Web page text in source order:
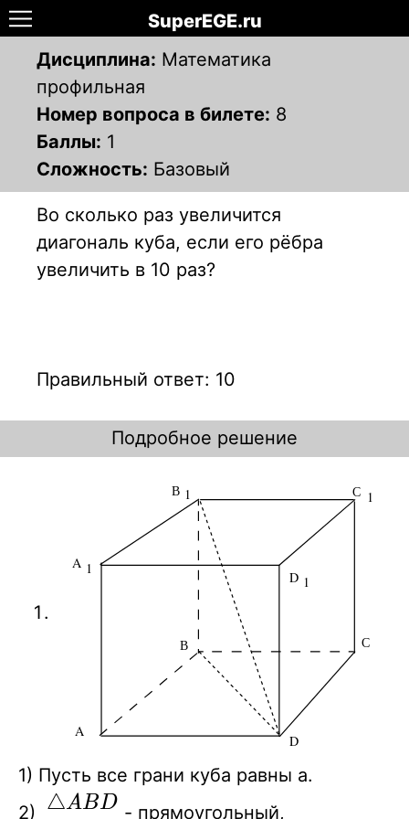
SuperEGE.ru
Дисциплина: Математика
профильная
Номер вопроса в билете: 8
Баллы: 1
Сложность: Базовый
Во сколько раз увеличится
диагональ куба, если его рёбра
увеличить в 10 раз?
Правильный ответ: 10
Подробное решение
1) Пусть все грани куба равны а.
2)
\bigtriangleup
△ABD - прямоугольный,